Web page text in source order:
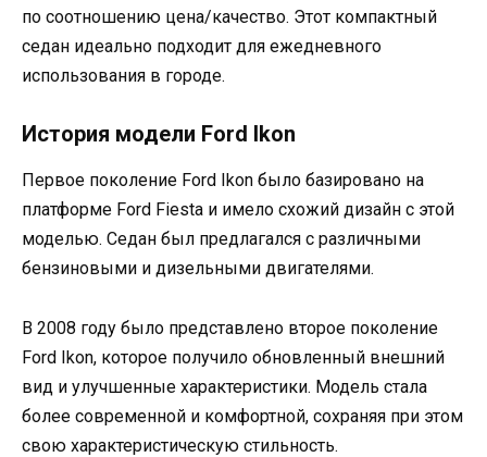
по соотношению цена/качество. Этот компактный
седан идеально подходит для ежедневного
использования в городе.
История модели Ford Ikon
Первое поколение Ford Ikon было базировано на
платформе Ford Fiesta и имело схожий дизайн с этой
моделью. Седан был предлагался с различными
бензиновыми и дизельными двигателями.
В 2008 году было представлено второе поколение
Ford Ikon, которое получило обновленный внешний
вид и улучшенные характеристики. Модель стала
более современной и комфортной, сохраняя при этом
свою характеристическую стильность.